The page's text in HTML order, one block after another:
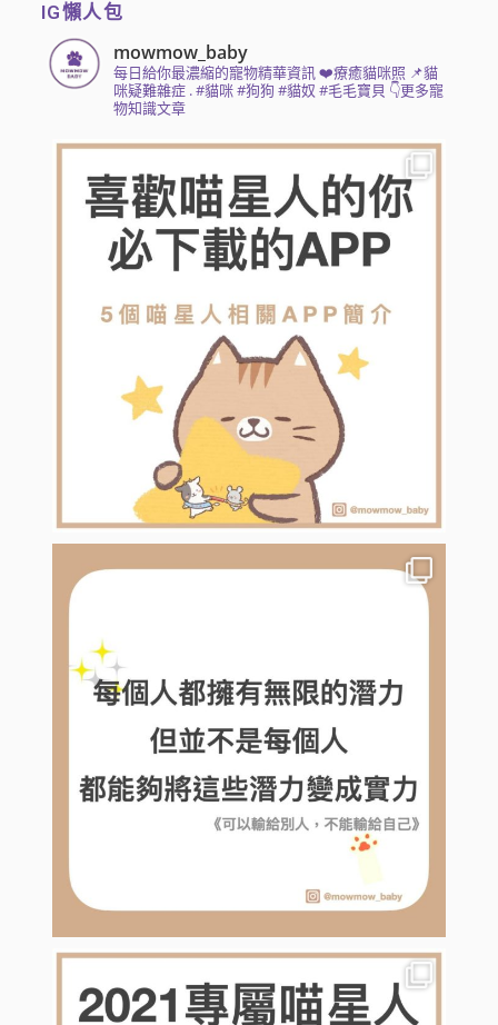
IG懶人包
mowmow_baby
每日給你最濃縮的寵物精華資訊❤️療癒貓咪照 📌貓
咪疑難雜症.#貓咪 #狗狗 #貓奴 #毛毛寶貝 👇更多寵
物知識文章